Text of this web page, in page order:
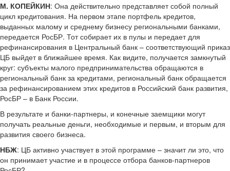
М. КОПЕЙКИН: Она действительно представляет собой полный
цикл кредитования. На первом этапе портфель кредитов,
выданных малому и среднему бизнесу региональными банками,
передается РосБР. Тот собирает их в пулы и передает для
рефинансирования в Центральный банк – соответствующий приказ
ЦБ выйдет в ближайшее время. Как видите, получается замкнутый
круг: субъекты малого предпринимательства обращаются в
региональный банк за кредитами, региональный банк обращается
за рефинансированием этих кредитов в Российский банк развития,
РосБР – в Банк России.
В результате и банки-партнеры, и конечные заемщики могут
получать реальные деньги, необходимые и первым, и вторым для
развития своего бизнеса.
НБЖ: ЦБ активно участвует в этой программе – значит ли это, что
он принимает участие и в процессе отбора банков-партнеров